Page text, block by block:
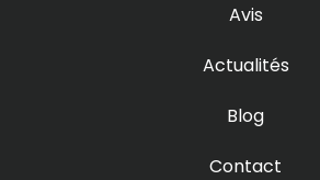
Avis
Actualités
Blog
Contact